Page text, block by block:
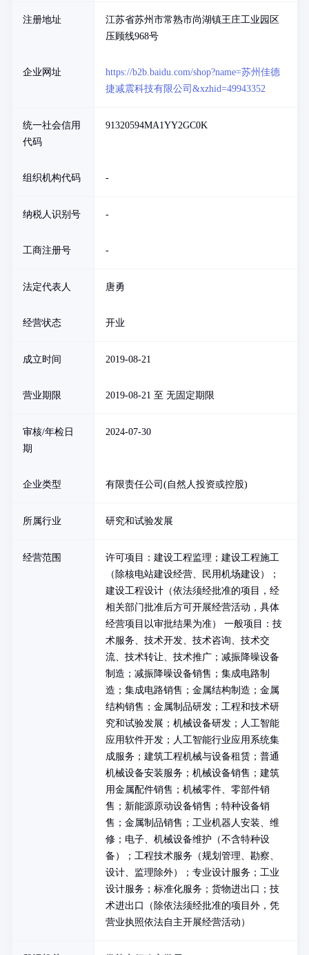
注册地址
江苏省苏州市常熟市尚湖镇王庄工业园区
压顾线968号
企业网址
https://b2b.baidu.com/shop?name=苏州佳德
捷减震科技有限公司&xzhid=49943352
统一社会信用
代码
91320594MA1YY2GC0K
组织机构代码 -
纳税人识别号 -
工商注册号 -
法定代表人 唐勇
经营状态 开业
成立时间 2019-08-21
营业期限 2019-08-21 至 无固定期限
审核/年检日
期
2024-07-30
企业类型 有限责任公司(自然人投资或控股)
所属行业 研究和试验发展
经营范围
许可项目：建设工程监理；建设工程施工
（除核电站建设经营、民用机场建设）；
建设工程设计（依法须经批准的项目，经
相关部门批准后方可开展经营活动，具体
经营项目以审批结果为准） 一般项目：技
术服务、技术开发、技术咨询、技术交
流、技术转让、技术推广；减振降噪设备
制造；减振降噪设备销售；集成电路制
造；集成电路销售；金属结构制造；金属
结构销售；金属制品研发；工程和技术研
究和试验发展；机械设备研发；人工智能
应用软件开发；人工智能行业应用系统集
成服务；建筑工程机械与设备租赁；普通
机械设备安装服务；机械设备销售；建筑
用金属配件销售；机械零件、零部件销
售；新能源原动设备销售；特种设备销
售；金属制品销售；工业机器人安装、维
修；电子、机械设备维护（不含特种设
备）；工程技术服务（规划管理、勘察、
设计、监理除外）；专业设计服务；工业
设计服务；标准化服务；货物进出口；技
术进出口（除依法须经批准的项目外，凭
营业执照依法自主开展经营活动）